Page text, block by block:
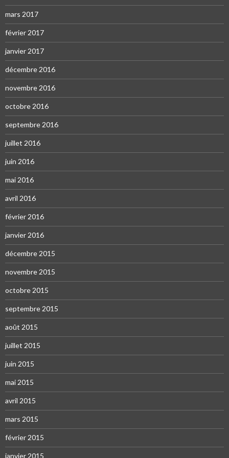
mars 2017
février 2017
janvier 2017
décembre 2016
novembre 2016
octobre 2016
septembre 2016
juillet 2016
juin 2016
mai 2016
avril 2016
février 2016
janvier 2016
décembre 2015
novembre 2015
octobre 2015
septembre 2015
août 2015
juillet 2015
juin 2015
mai 2015
avril 2015
mars 2015
février 2015
janvier 2015